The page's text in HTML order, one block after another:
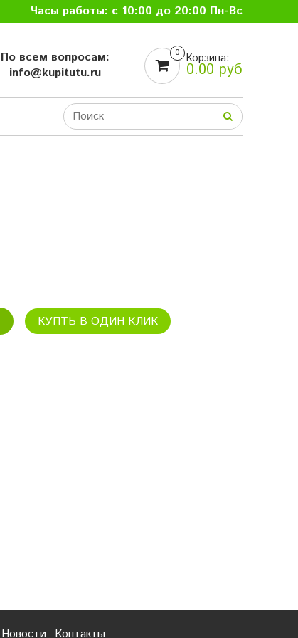
Часы работы: с 10:00 до 20:00 Пн-Вс
По всем вопросам:
info@kupitutu.ru
0 Корзина:
0.00 руб
КУПТЬ В ОДИН КЛИК
Новости Контакты